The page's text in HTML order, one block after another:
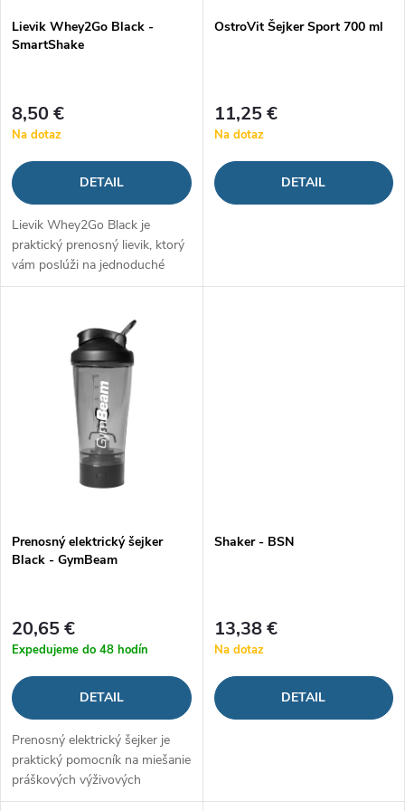
p
o
d
u
k
p
r
o
d
u
k
t
Lievik Whey2Go Black -
SmartShake
8,50 €
Na dotaz
DETAIL
Lievik Whey2Go Black je
praktický prenosný lievik, ktorý
vám poslúži na jednoduché
uskladnenie a dávkovanie
doplnkov. Je vyrobený z
pevného plastu, ktorý...
OstroVit Šejker Sport 700 ml
11,25 €
Na dotaz
DETAIL
Prenosný elektrický šejker
Black - GymBeam
20,65 €
Expedujeme do 48 hodín
DETAIL
Prenosný elektrický šejker je
praktický pomocník na miešanie
práškových výživových
doplnkov. Má zabudovanú
Shaker - BSN
13,38 €
Na dotaz
DETAIL